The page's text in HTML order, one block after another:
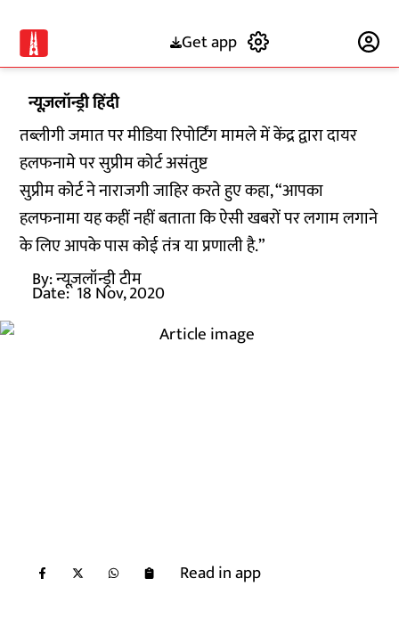
Get app
न्यूज़लॉन्ड्री हिंदी
तब्लीगी जमात पर मीडिया रिपोर्टिंग मामले में केंद्र द्वारा दायर
हलफनामे पर सुप्रीम कोर्ट असंतुष्ट
सुप्रीम कोर्ट ने नाराजगी जाहिर करते हुए कहा, “आपका
हलफनामा यह कहीं नहीं बताता कि ऐसी खबरों पर लगाम लगाने
के लिए आपके पास कोई तंत्र या प्रणाली है.”
By:न्यूज़लॉन्ड्री टीम
Date: 18 Nov, 2020
Read in app